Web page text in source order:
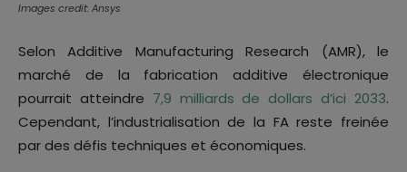
Images credit: Ansys
Selon Additive Manufacturing Research (AMR), le
marché de la fabrication additive électronique
pourrait atteindre 7,9 milliards de dollars d’ici 2033.
Cependant, l’industrialisation de la FA reste freinée
par des défis techniques et économiques.